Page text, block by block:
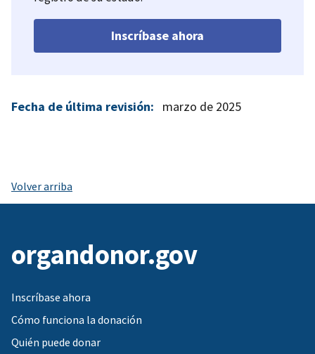
Inscríbase ahora
Fecha de última revisión: marzo de 2025
Volver arriba
organdonor.gov
Inscríbase ahora
Cómo funciona la donación
Quién puede donar